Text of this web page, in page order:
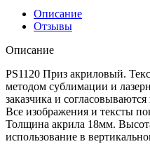
Описание
Отзывы
Описание
PS1120 Приз акриловый.
методом сублимации и
заказчика и
Все изображения и тексты
Толщина акрила 18мм.
использование в